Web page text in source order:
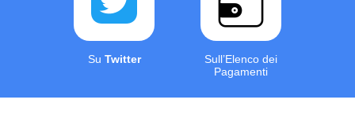
Su Twitter
Sull’Elenco dei
Pagamenti